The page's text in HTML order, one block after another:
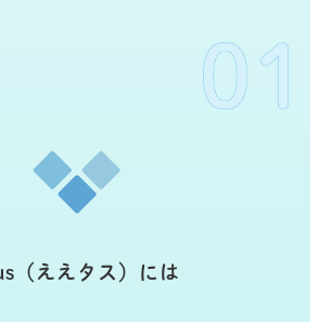
（ええタス）には